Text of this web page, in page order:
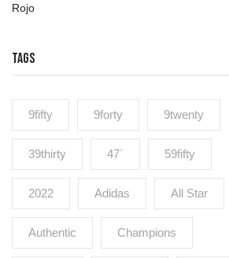
Rojo
TAGS
9fifty 9forty 9twenty
39thirty 47´ 59fifty
2022 Adidas All Star
Authentic Champions